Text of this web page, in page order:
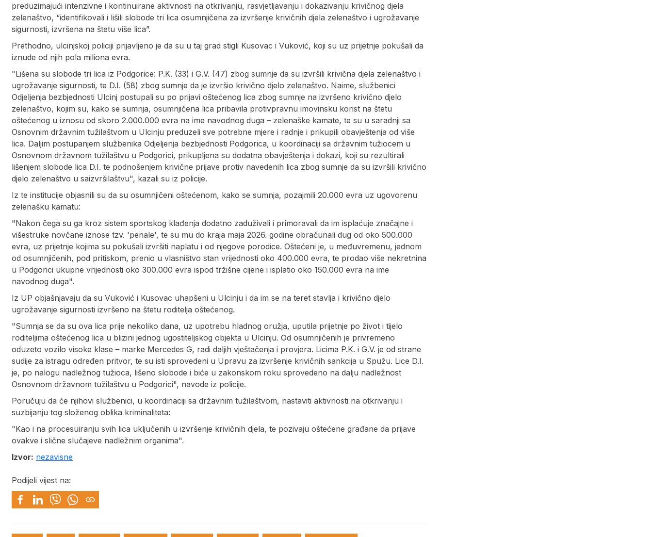
preduzimajući intenzivne i kontinuirane aktivnosti na otkrivanju, rasvjetljavanju i dokazivanju krivičnog djela
zelenaštvo, “identifikovali i lišili slobode tri lica osumnjičena za izvršenje krivičnih djela zelenaštvo i ugrožavanje
sigurnosti, izvršena na štetu više lica”.
Prethodno, ulcinjskoj policiji prijavljeno je da su u taj grad stigli Kusovac i Vuković, koji su uz prijetnje pokušali da
iznude od njih pola miliona evra.
"Lišena su slobode tri lica iz Podgorice: P.K. (33) i G.V. (47) zbog sumnje da su izvršili krivična djela zelenaštvo i
ugrožavanje sigurnosti, te D.I. (58) zbog sumnje da je izvršio krivično djelo zelenaštvo. Naime, službenici
Odjeljenja bezbjednosti Ulcinj postupali su po prijavi oštećenog lica zbog sumnje na izvršeno krivično djelo
zelenaštvo, kojim su, kako se sumnja, osumnjičena lica pribavila protivpravnu imovinsku korist na štetu
oštećenog u iznosu od skoro 2.000.000 evra na ime navodnog duga – zelenaške kamate, te su u saradnji sa
Osnovnim državnim tužilaštvom u Ulcinju preduzeli sve potrebne mjere i radnje i prikupili obavještenja od više
lica. Daljim postupanjem službenika Odjeljenja bezbjednosti Podgorica, u koordinaciji sa državnim tužiocem u
Osnovnom državnom tužilaštvu u Podgorici, prikupljena su dodatna obavještenja i dokazi, koji su rezultirali
lišenjem slobode lica D.I. te podnošenjem krivične prijave protiv navedenih lica zbog sumnje da su izvršili krivično
djelo zelenaštvo u saizvršilaštvu", kazali su iz policije.
Iz te institucije objasnili su da su osumnjičeni oštećenom, kako se sumnja, pozajmili 20.000 evra uz ugovorenu
zelenašku kamatu:
"Nakon čega su ga kroz sistem sportskog klađenja dodatno zaduživali i primoravali da im isplaćuje značajne i
višestruke novčane iznose tzv. 'penale', te su mu do kraja maja 2026. godine obračunali dug od oko 500.000
evra, uz prijetnje kojima su pokušali izvršiti naplatu i od njegove porodice. Oštećeni je, u međuvremenu, jednom
od osumnjičenih, pod pritiskom, prenio u vlasništvo stan vrijednosti oko 400.000 evra, te prodao više nekretnina
u Podgorici ukupne vrijednosti oko 300.000 evra ispod tržišne cijene i isplatio oko 150.000 evra na ime
navodnog duga".
Iz UP objašnjavaju da su Vuković i Kusovac uhapšeni u Ulcinju i da im se na teret stavlja i krivično djelo
ugrožavanje sigurnosti izvršeno na štetu roditelja oštećenog.
"Sumnja se da su ova lica prije nekoliko dana, uz upotrebu hladnog oružja, uputila prijetnje po život i tijelo
roditeljima oštećenog lica u blizini jednog ugostiteljskog objekta u Ulcinju. Od osumnjičenih je privremeno
oduzeto vozilo visoke klase – marke Mercedes G, radi daljih vještačenja i provjera. Licima P.K. i G.V. je od strane
sudije za istragu određen pritvor, te su isti sprovedeni u Upravu za izvršenje krivičnih sankcija u Spužu. Lice D.I.
je, po nalogu nadležnog tužioca, lišeno slobode i biće u zakonskom roku sprovedeno na dalju nadležnost
Osnovnom državnom tužilaštvu u Podgorici", navode iz policije.
Poručuju da će njihovi službenici, u koordinaciji sa državnim tužilaštvom, nastaviti aktivnosti na otkrivanju i
suzbijanju tog složenog oblika kriminaliteta:
"Kao i na procesuiranju svih lica uključenih u izvršenje krivičnih djela, te pozivaju oštećene građane da prijave
ovakve i slične slučajeve nadležnim organima".
Izvor: nezavisne
Podijeli vijest na: